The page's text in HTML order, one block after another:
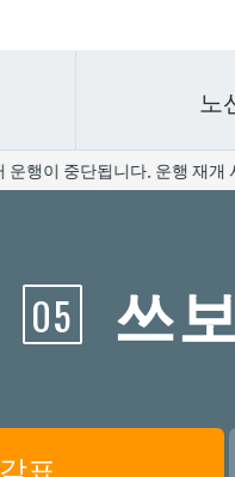
노
아
아
이 중단됩니다. 운행 재개
05 쓰
표